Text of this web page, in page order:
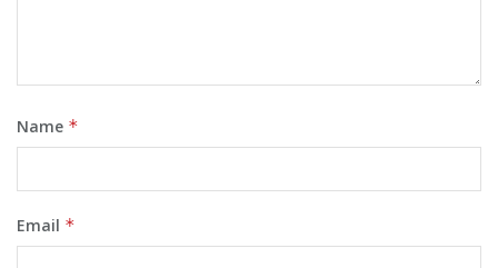
Name *
Email *